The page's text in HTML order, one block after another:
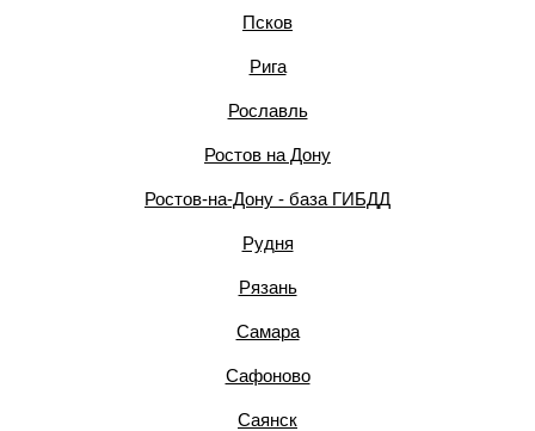
Псков
Рига
Рославль
Ростов на Дону
Ростов-на-Дону - база ГИБДД
Рудня
Рязань
Самара
Сафоново
Саянск